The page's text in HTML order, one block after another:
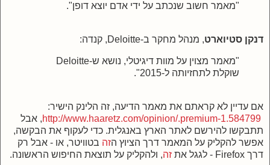
"מאמר חשוב שנכתב על ידי אדם יוצא דופן".
דנקן סטיוארט, מנהל מחקר ב-Deloitte, קנדה:
"מאמר מצוין על מוות דיגיטלי, נושא ש-Deloitte
שוקלת לתחזיותה ל-2015".
אם עדיין לא קראתם את מאמר הדיעה, זה הלינק הישיר:
http://www.haaretz.com/opinion/.premium-1.584799, אבל
תתבקשו להירשם לאתר הארץ באנגלית. כדי לעקוף את הבקשה,
אפשר להקליק על המאמר דרך הציוץ הזה בטוויטר, או - אבל רק
דרך Firefox - לגגל את
זה, ולהקליק על תוצאת החיפוש הראשונה.